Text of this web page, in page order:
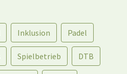
Inklusion Padel
Spielbetrieb DTB